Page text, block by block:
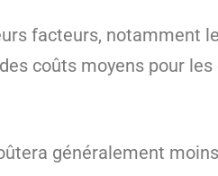
facteurs, notamment
coûts moyens pour
généralement